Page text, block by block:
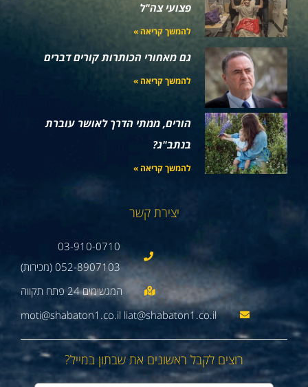
פצועי צה"ל
להמשך קריאה »
גם מאחורי הכותרות קורים דברים
להמשך קריאה »
הורים, ממתי הדרך לאושר עוברת
בנתב"ג?
להמשך קריאה »
יצירת קשר
03-910-0710
052-8907103 (מכירות)
moti@shabaton1.co.il liat@shabaton1.co.il
רוצים לקבל ראשונים את שבתון במייל?